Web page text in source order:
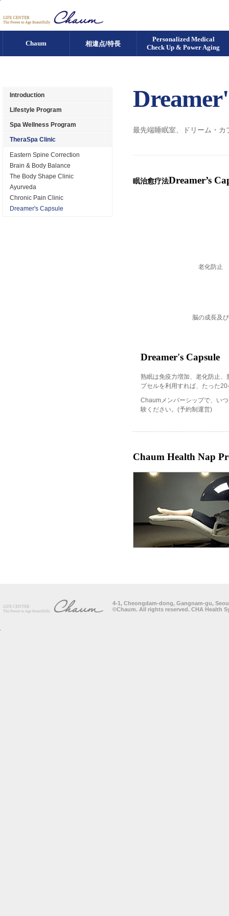
Chaum 相違点/特長
Personalized Medical
Check Up & Power Aging
Introduction
Lifestyle Program
Spa Wellness Program
TheraSpa Clinic
Eastern Spine Correction
Brain & Body Balance
The Body Shape Clinic
Ayurveda
Chronic Pain Clinic
Dreamer's Capsule
最先端睡眠室、ドリーム・
眠治愈疗法Dreamer’s
老化防止
脳の成長及
Dreamer's Capsule
熟眠は免疫力増加、老化防止
プセルを利用すれば、たった
Chaumメンバーシップで、い
験ください。(予約制運営)
Chaum Health Nap
4-1, Cheongdam-dong, Gangnam-gu,
©Chaum. All rights reserved. CHA Health